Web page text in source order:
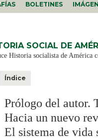
BOLETINES
SOCIAL DE
Historia socialista de América
Índice
Prólogo del autor.
Hacia un nuevo
El sistema de